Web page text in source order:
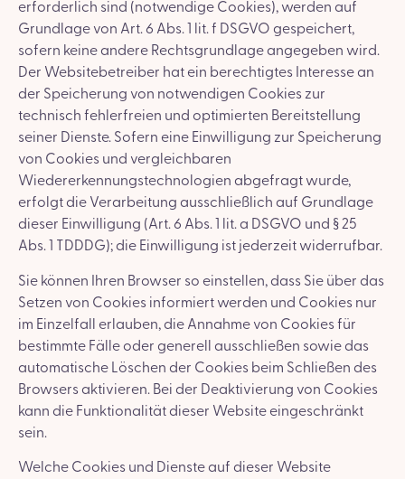
erforderlich sind (notwendige Cookies), werden auf
Grundlage von Art. 6 Abs. 1 lit. f DSGVO gespeichert,
sofern keine andere Rechtsgrundlage angegeben wird.
Der Websitebetreiber hat ein berechtigtes Interesse an
der Speicherung von notwendigen Cookies zur
technisch fehlerfreien und optimierten Bereitstellung
seiner Dienste. Sofern eine Einwilligung zur Speicherung
von Cookies und vergleichbaren
Wiedererkennungstechnologien abgefragt wurde,
erfolgt die Verarbeitung ausschließlich auf Grundlage
dieser Einwilligung (Art. 6 Abs. 1 lit. a DSGVO und § 25
Abs. 1 TDDDG); die Einwilligung ist jederzeit widerrufbar.
Sie können Ihren Browser so einstellen, dass Sie über das
Setzen von Cookies informiert werden und Cookies nur
im Einzelfall erlauben, die Annahme von Cookies für
bestimmte Fälle oder generell ausschließen sowie das
automatische Löschen der Cookies beim Schließen des
Browsers aktivieren. Bei der Deaktivierung von Cookies
kann die Funktionalität dieser Website eingeschränkt
sein.
Welche Cookies und Dienste auf dieser Website